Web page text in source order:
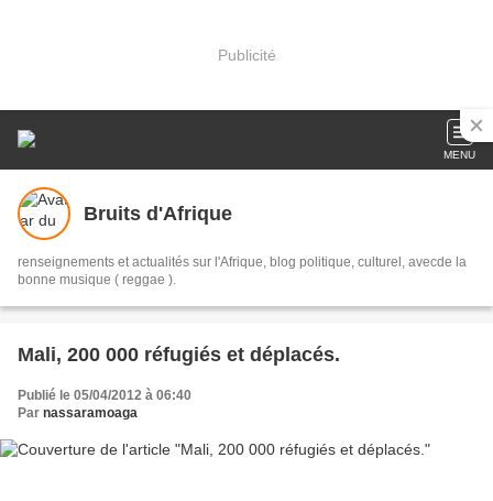
Publicité
MENU
Bruits d'Afrique
renseignements et actualités sur l'Afrique, blog politique, culturel, avecde la
bonne musique ( reggae ).
Mali, 200 000 réfugiés et déplacés.
Publié le 05/04/2012 à 06:40
Par nassaramoaga